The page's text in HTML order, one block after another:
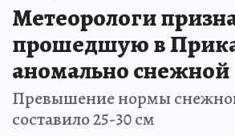
Метеорологи
прошедшую в
аномально снежной
Превышение нормы
составило 25-30 см